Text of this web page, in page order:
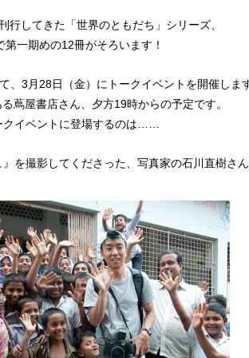
行してきた「世界のともだち」シリーズ、
第一期めの12冊がそろいます！
、3月28日（金）にトークイベントを開催しま
蔦屋書店さん、夕方19時からの予定です。
クイベントに登場するのは……
を撮影してくださった、写真家の石川直樹さ